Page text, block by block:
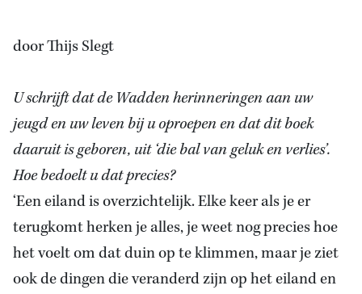
door Thijs Slegt
U schrijft dat de Wadden herinneringen aan uw
jeugd en uw leven bij u oproepen en dat dit boek
daaruit is geboren, uit ‘die bal van geluk en verlies’.
Hoe bedoelt u dat precies?
‘Een eiland is overzichtelijk. Elke keer als je er
terugkomt herken je alles, je weet nog precies hoe
het voelt om dat duin op te klimmen, maar je ziet
ook de dingen die veranderd zijn op het eiland en